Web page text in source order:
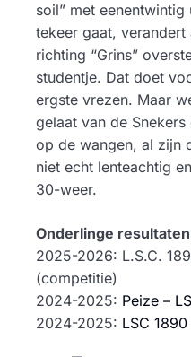
soil” met
tekeer gaat, verandert
richting “Grins”
studentje. Dat doet
ergste vrezen. Maar
gelaat van de
op de wangen, al zijn
niet echt lenteachtig
30-weer.
Onderlinge
2025-2026: L.S.C.
(competitie)
2024-2025: Peize –
2024-2025: LSC